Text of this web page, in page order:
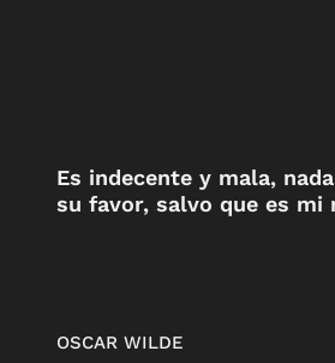
Es indecente y mala,
su favor, salvo que es mi
OSCAR WILDE